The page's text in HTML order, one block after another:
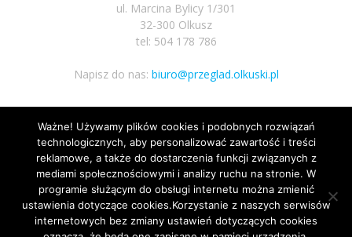
ul. Marcina Bylicy 1/301
32-300 Olkusz
tel: 504 178 786
Napisz do nas: biuro@przeglad.olkuski.pl
Podążaj za nami
Ważne! Używamy plików cookies i podobnych rozwiązań
technologicznych, aby personalizować zawartość i treści
reklamowe, a także do dostarczenia funkcji związanych z
mediami społecznościowymi i analizy ruchu na stronie. W
programie służącym do obsługi internetu można zmienić
ustawienia dotyczące cookies.Korzystanie z naszych serwisów
internetowych bez zmiany ustawień dotyczących cookies